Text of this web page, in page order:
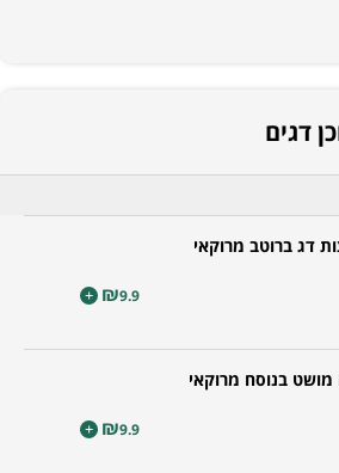
דגים
דג ברוטב מרוקאי
₪9.9
+
מושט בנוסח מרוקאי
₪9.9
+